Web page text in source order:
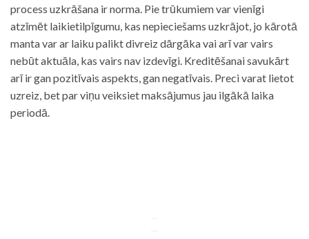
process uzkrāšana ir norma. Pie trūkumiem var vienīgi
atzīmēt laikietilpīgumu, kas nepieciešams uzkrājot, jo kārotā
manta var ar laiku palikt divreiz dārgāka vai arī var vairs
nebūt aktuāla, kas vairs nav izdevīgi. Kreditēšanai savukārt
arī ir gan pozitīvais aspekts, gan negatīvais. Preci varat lietot
uzreiz, bet par viņu veiksiet maksājumus jau ilgākā laika
periodā.